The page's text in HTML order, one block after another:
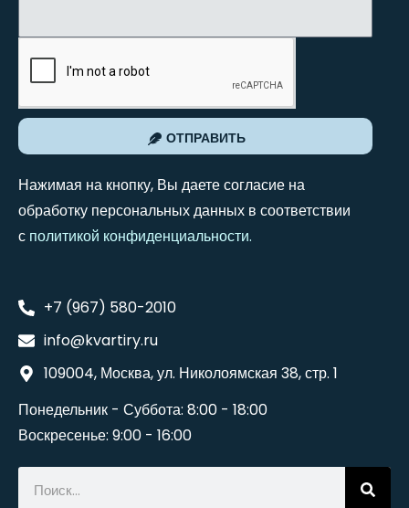
ОТПРАВИТЬ
Нажимая на кнопку, Вы даете согласие на
обработку персональных данных в соответствии
с политикой конфиденциальности.
+7 (967) 580-2010
info@kvartiry.ru
109004, Москва, ул. Николоямская 38, стр. 1
Понедельник - Суббота: 8:00 - 18:00
Воскресенье: 9:00 - 16:00